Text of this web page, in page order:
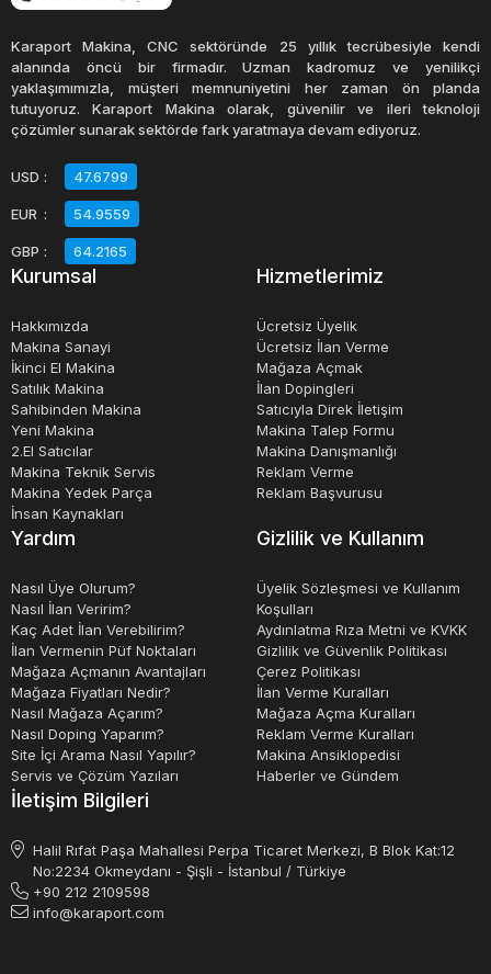
fiyatla satılmaktadır. Selefon makinası alım satım
işlemleri, birçok farklı platformda gerçekleştirilebilir. Bu
platformlar, ikinci el eşya satan mağazalar, online alışveriş
yöneten özel platformlar olabilir.Sonuç olarak, selefon
makineleri, farklı ihtiyaçlara uygun çeşitli özellikler ve
kapasitelerle üretilir. İkinci el selefon makinaları, bütçesi
kısıtlı olanlar için mükemmel bir seçenektir.
Karaport Makina, CNC sektöründe 25 yıllık tecrübesiyle kendi
alanında öncü bir firmadır. Uzman kadromuz ve yenilikçi
yaklaşımımızla, müşteri memnuniyetini her zaman ön planda
tutuyoruz. Karaport Makina olarak, güvenilir ve ileri teknoloji
çözümler sunarak sektörde fark yaratmaya devam ediyoruz.
USD : 47.6799
EUR : 54.9559
GBP : 64.2165
Kurumsal
Hakkımızda
Makina Sanayi
İkinci El Makina
Satılık Makina
Sahibinden Makina
Yeni Makina
2.El Satıcılar
Makina Teknik Servis
Makina Yedek Parça
İnsan Kaynakları
Hizmetlerimiz
Ücretsiz Üyelik
Ücretsiz İlan Verme
Mağaza Açmak
İlan Dopingleri
Satıcıyla Direk İletişim
Makina Talep Formu
Makina Danışmanlığı
Reklam Verme
Reklam Başvurusu
Yardım
Nasıl Üye Olurum?
Nasıl İlan Veririm?
Kaç Adet İlan Verebilirim?
İlan Vermenin Püf Noktaları
Mağaza Açmanın Avantajları
Mağaza Fiyatları Nedir?
Nasıl Mağaza Açarım?
Nasıl Doping Yaparım?
Site İçi Arama Nasıl Yapılır?
Servis ve Çözüm Yazıları
Gizlilik ve Kullanım
Üyelik Sözleşmesi ve Kullanım
Koşulları
Aydınlatma Rıza Metni ve KVKK
Gizlilik ve Güvenlik Politikası
Çerez Politikası
İlan Verme Kuralları
Mağaza Açma Kuralları
Reklam Verme Kuralları
Makina Ansiklopedisi
Haberler ve Gündem
İletişim Bilgileri
Halil Rıfat Paşa Mahallesi Perpa Ticaret Merkezi, B Blok Kat:12
No:2234 Okmeydanı - Şişli - İstanbul / Türkiye
+90 212 2109598
info@karaport.com